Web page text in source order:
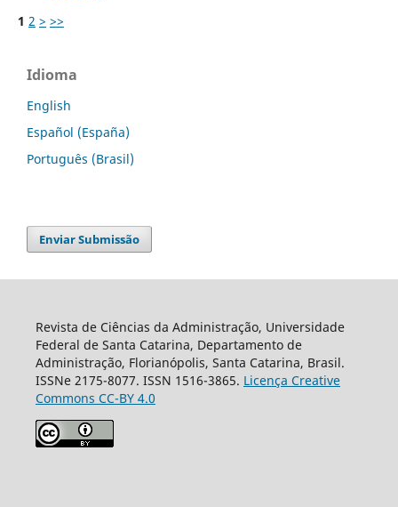
1 2 > >>
Idioma
English
Español (España)
Português (Brasil)
Enviar Submissão
Revista de Ciências da Administração, Universidade
Federal de Santa Catarina, Departamento de
Administração, Florianópolis, Santa Catarina, Brasil.
ISSNe 2175-8077. ISSN 1516-3865. Licença Creative
Commons CC-BY 4.0